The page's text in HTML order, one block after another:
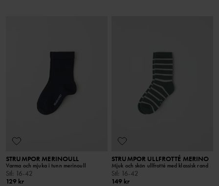
STRUMPOR MERINOULL
Varma och mjuka i tunn merinoull
Stl: 16-42
129 kr
STRUMPOR ULLFROTTÉ MERINO
Mjuk och skön ullfrotté med klassisk rand
Stl: 16-42
149 kr